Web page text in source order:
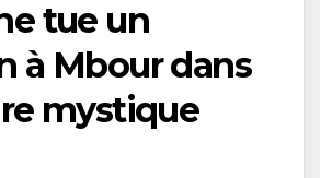
tue un
à Mbour dans
mystique